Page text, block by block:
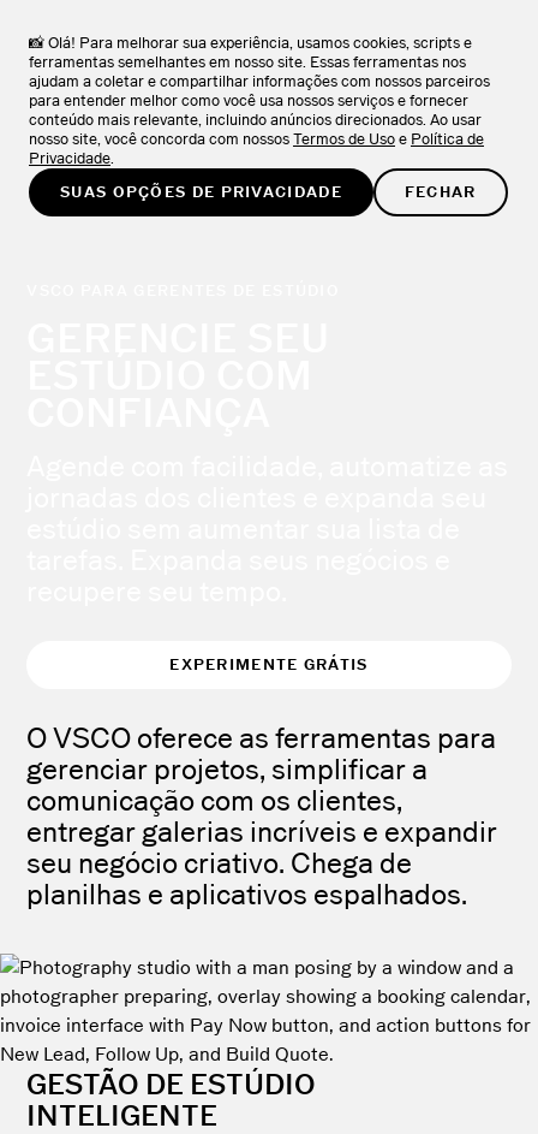
📸 Olá! Para melhorar sua experiência, usamos cookies, scripts e
ferramentas semelhantes em nosso site. Essas ferramentas nos
ajudam a coletar e compartilhar informações com nossos parceiros
para entender melhor como você usa nossos serviços e fornecer
conteúdo mais relevante, incluindo anúncios direcionados. Ao usar
nosso site, você concorda com nossos Termos de Uso e Política de
Privacidade.
SUAS OPÇÕES DE PRIVACIDADE
FECHAR
Explore a coleção de aplicativos VSCO.
EXPERIMENTE GRÁTIS
EXPERIMENTE GRÁTIS
O VSCO oferece as ferramentas para
gerenciar projetos, simplificar a
comunicação com os clientes,
entregar galerias incríveis e expandir
seu negócio criativo. Chega de
planilhas e aplicativos espalhados.
GESTÃO DE ESTÚDIO
INTELIGENTE